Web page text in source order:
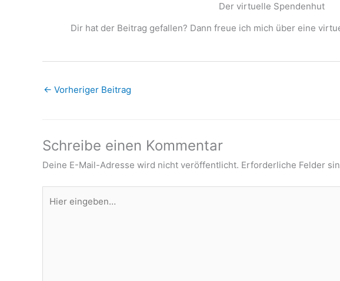
Der virtuelle Spendenhut
Dir hat der Beitrag gefallen? Dann freue ich mich über eine
← Vorheriger Beitrag
Schreibe einen Kommentar
Deine E-Mail-Adresse wird nicht veröffentlicht. Erforderliche Felder
eingeben…